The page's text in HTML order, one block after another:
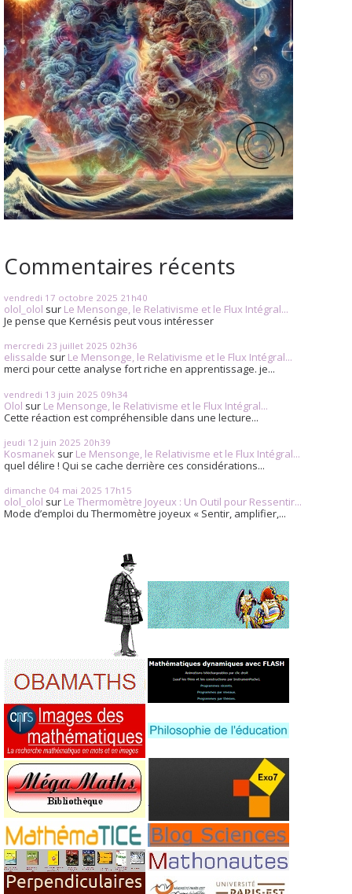
Commentaires récents
vendredi 17 octobre 2025 21h40
olol_olol sur Le Mensonge, le Relativisme et le Flux Intégral...
Je pense que Kernésis peut vous intéresser
mercredi 23 juillet 2025 02h36
elissalde sur Le Mensonge, le Relativisme et le Flux Intégral...
merci pour cette analyse fort riche en apprentissage. je...
vendredi 13 juin 2025 09h34
Olol sur Le Mensonge, le Relativisme et le Flux Intégral...
Cette réaction est compréhensible dans une lecture...
jeudi 12 juin 2025 20h39
Kosmanek sur Le Mensonge, le Relativisme et le Flux Intégral...
quel délire ! Qui se cache derrière ces considérations...
dimanche 04 mai 2025 17h15
olol_olol sur Le Thermomètre Joyeux : Un Outil pour Ressentir...
Mode d’emploi du Thermomètre joyeux « Sentir, amplifier,...